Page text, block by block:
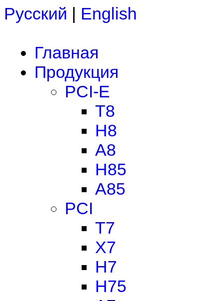
Русский | English
Главная
Продукция
PCI-E
T8
H8
A8
H85
A85
PCI
T7
X7
H7
H75